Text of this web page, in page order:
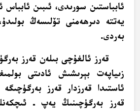
ئابباستىن سورىدى، ئىبىن ئابباس
يەتتە دىرھەمنى تۆلىسەڭ
بەردى.
قەرز ئالغۇچى بىلەن قەرز
زىياپەت بېرىشىش ئادىتى
ئاستىدا قەرزدار قەرز
قەرز بەرگۈچىنىڭ يەپ ـ